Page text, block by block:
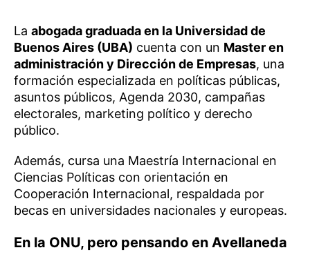
La abogada graduada en la Universidad de
Buenos Aires (UBA) cuenta con un Master en
administración y Dirección de Empresas, una
formación especializada en políticas públicas,
asuntos públicos, Agenda 2030, campañas
electorales, marketing político y derecho
público.
Además, cursa una Maestría Internacional en
Ciencias Políticas con orientación en
Cooperación Internacional, respaldada por
becas en universidades nacionales y europeas.
En la ONU, pero pensando en Avellaneda